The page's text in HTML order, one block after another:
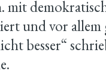
mit
und vor allem
besser“